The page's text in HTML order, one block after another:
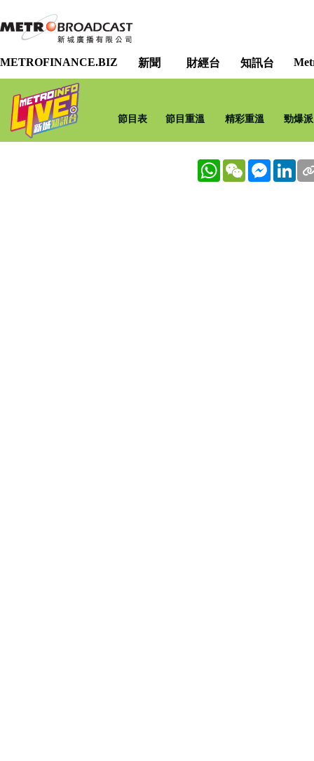
METROFINANCE.BIZ 新聞 財經台 知訊台
節目表 節目重溫 精彩重溫 勁爆
WhatsApp
WeChat